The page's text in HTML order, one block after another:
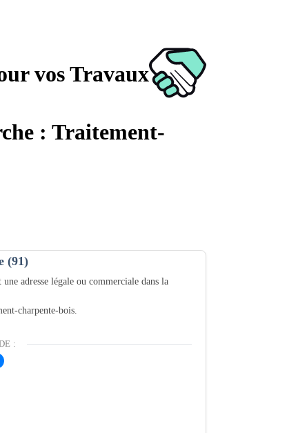
vos Travaux
: Traitement-
(91)
une adresse légale ou commerciale dans la
charpente-bois.
: